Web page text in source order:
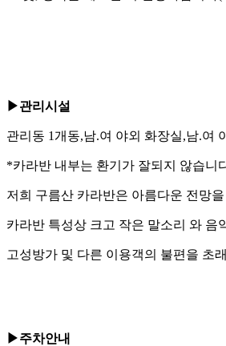
▶관리시설
관리동 1개동,남.여 야외 화장실,남.여
*카라반 내부는 환기가 잘되지 않습니
저희 구름산 카라반은 아름다운 전망
카라반 특성상 크고 작은 말소리 와 음
고성방가 및 다른 이용객의 불편을 초
▶주차안내